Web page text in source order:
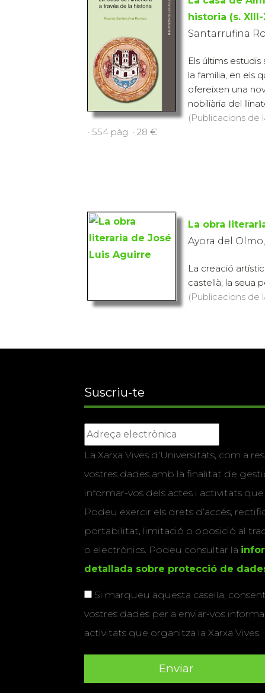
historia (s. XIII-
Santarrufina
Els últims
la família, en els
ofereixen una
nobiliària del
(Publicacions de
· 554 pàg. · 28 €
La obra
Ayora del
La creació
castellà; la seua
(Publicacions de
Suscriu-te
La Xarxa Vives d’Universitats, com a
vostres dades amb la finalitat de
informar-vos dels actes i activitats que
Podeu exercir els drets d’accés,
portabilitat, limitació o oposició al
o electrònics. Podeu consultar la
detallada sobre protecció de
Si marqueu aquesta casella,
vostres dades per a enviar-vos
activitats que organitza la Xarxa Vives.